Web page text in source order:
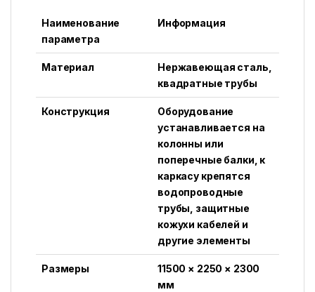
Наименование
параметра
Информация
Материал
Нержавеющая сталь,
квадратные трубы
Конструкция
Оборудование
устанавливается на
колонны или
поперечные балки, к
каркасу крепятся
водопроводные
трубы, защитные
кожухи кабелей и
другие элементы
Размеры
11500 × 2250 × 2300
мм